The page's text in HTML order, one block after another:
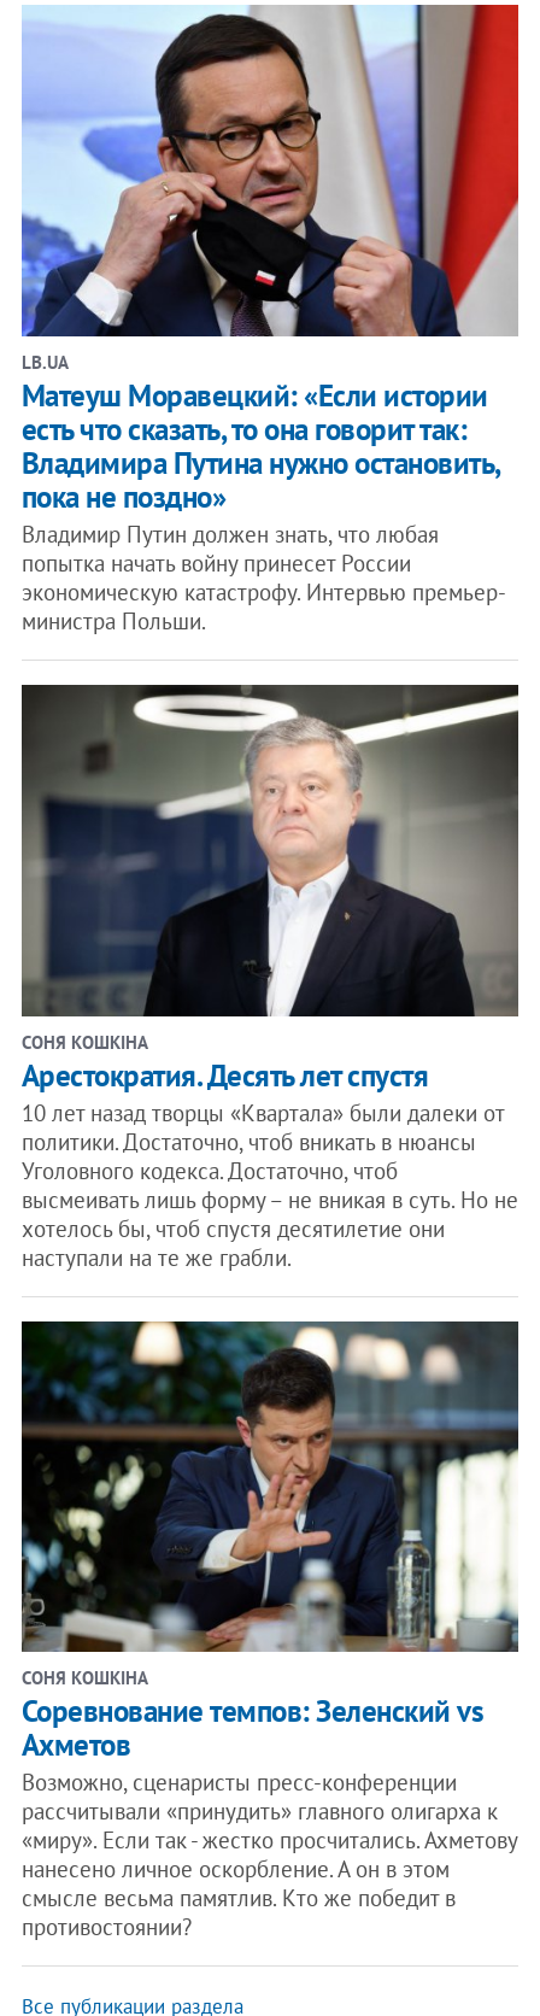
LB.UA
Матеуш Моравецкий: «Если истории
есть что сказать, то она говорит так:
Владимира Путина нужно остановить,
пока не поздно»
Владимир Путин должен знать, что любая
попытка начать войну принесет России
экономическую катастрофу. Интервью премьер-
министра Польши.
СОНЯ КОШКІНА
Арестократия. Десять лет спустя
10 лет назад творцы «Квартала» были далеки от
политики. Достаточно, чтоб вникать в нюансы
Уголовного кодекса. Достаточно, чтоб
высмеивать лишь форму – не вникая в суть. Но не
хотелось бы, чтоб спустя десятилетие они
наступали на те же грабли.
СОНЯ КОШКІНА
Соревнование темпов: Зеленский vs
Ахметов
Возможно, сценаристы пресс-конференции
рассчитывали «принудить» главного олигарха к
«миру». Если так - жестко просчитались. Ахметову
нанесено личное оскорбление. А он в этом
смысле весьма памятлив. Кто же победит в
противостоянии?
Все публикации раздела